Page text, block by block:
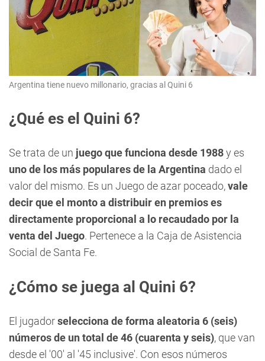
Argentina tiene nuevo millonario, gracias al Quini 6
¿Qué es el Quini 6?
Se trata de un juego que funciona desde 1988y es
uno de los más populares de la Argentina dado el
valor del mismo. Es un Juego de azar poceado,vale
decir que el monto a distribuir en premios es
directamente proporcional a lo recaudado por la
venta del Juego. Pertenece a la Caja de Asistencia
Social de Santa Fe.
¿Cómo se juega al Quini 6?
El jugadorselecciona de forma aleatoria 6 (seis)
números de un total de 46 (cuarenta y seis), que van
desde el '00' al '45 inclusive'. Con esos números